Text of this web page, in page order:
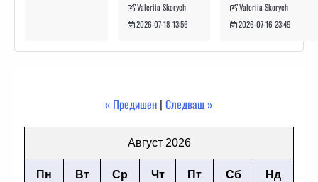
Valeriia Skorych
2026-07-18 13:56
Valeriia Skorych
2026-07-16 23:49
« Предишен | Следващ »
Август 2026
Пн Вт Ср Чт Пт Сб Нд